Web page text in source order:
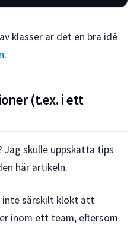
klasser är det en bra idé
.
(t.ex. i ett
Jag skulle uppskatta tips
här artikeln.
inte särskilt klokt att
inom ett team, eftersom